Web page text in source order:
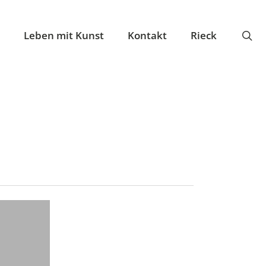
Leben mit Kunst Kontakt Rieck